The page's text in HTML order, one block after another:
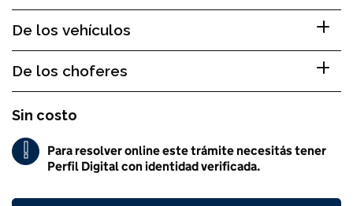
De los vehículos
De los choferes
Sin costo
! Importante
Para resolver online este trámite necesitás tener
Perfil Digital con identidad verificada.